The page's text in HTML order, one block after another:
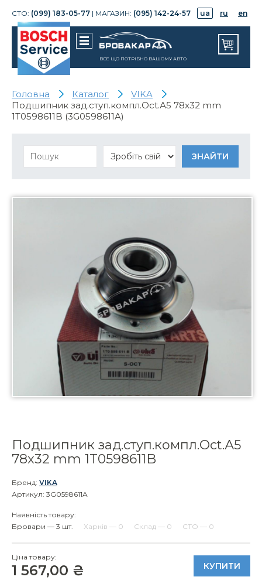
СТО: (099) 183-05-77 | МАГАЗИН: (095) 142-24-57 ua ru en
ВСЕ ЩО ПОТРІБНО ВАШОМУ АВТО
Головна Каталог
VIKA
Подшипник зад.ступ.компл.Oct.А5 78x32 mm
1T0598611B (3G0598611A)
Подшипник зад.ступ.компл.Oct.А5
78x32 mm 1T0598611B
Бренд: VIKA
Артикул: 3G0598611A
Наявність товару:
Бровари — 3 шт.
Харків — 0 Склад — 0 СТО — 0
Ціна товару:
1 567,00 ₴ КУПИТИ